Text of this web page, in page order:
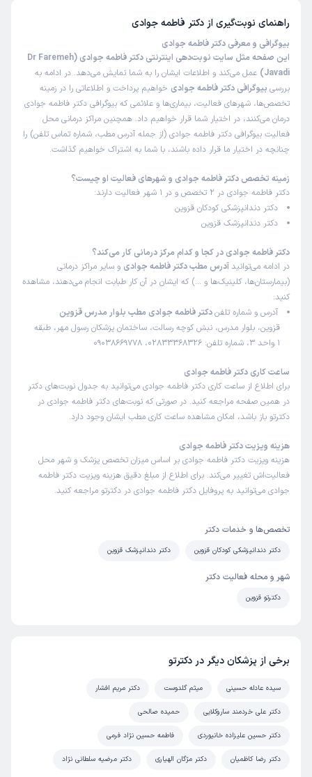
راهنمای نوبت‌گیری از دکتر فاطمه جوادی
بیوگرافی و معرفی دکتر فاطمه جوادی
این صفحه مثل سایت نوبت‌دهی اینترنتی دکتر فاطمه جوادی (Dr Faremeh
Javadi)
عمل می‌کند و اطلاعات ایشان را به شما نمایش می‌دهد. در ادامه به
بررسی بیوگرافی دکتر فاطمه جوادی خواهیم پرداخت و اطلاعاتی را در زمینه
تخصص‌ها، شهرهای فعالیت، بیماری‌ها و علائمی که بیوگرافی دکتر فاطمه جوادی
درمان می‌کنند، در اختیار شما قرار خواهیم داد. همچنین مراکز درمانی محل
فعالیت بیوگرافی دکتر فاطمه جوادی (از جمله آدرس مطب، شماره تماس تلفن) را
چنانچه در اختیار ما قرار داده باشند، با شما به اشتراک خواهیم گذاشت.
زمینه تخصص دکتر فاطمه جوادی و شهرهای فعالیت او چیست؟
دکتر فاطمه جوادی در 2 تخصص و در 1 شهر فعالیت دارند:
دکتر دندانپزشکی کودکان قزوین
دکتر دندانپزشک قزوین
دکتر فاطمه جوادی در کجا و کدام مرکز درمانی کار می‌کند؟
در ادامه می‌توانید آدرس مطب دکتر فاطمه جوادی و سایر مراکز درمانی
(بیمارستان‌ها، کلینیک‌ها و …) که ایشان در آن کار طبابت انجام می‌دهند، مشاهده
کنید:
آدرس و شماره تلفندکتر فاطمه جوادی مطب بلوار مدرس قزوین
قزوین، بلوار مدرس، نبش کوچه رسالت، ساختمان پزشکان رسول مهر، طبقه
1 واحد 3، شماره تلفن: 02833368326، 09038669778
ساعت کاری دکتر فاطمه جوادی
برای اطلاع از ساعت کاری دکتر فاطمه جوادی می‌توانید به جدول نوبت‌های دکتر
در همین صفحه مراجعه کنید. در صورتی که نوبت‌های دکتر فاطمه جوادی در
دکترتو باز باشد، امکان مشاهده ساعت کاری مطب ایشان وجود دارد.
هزینه ویزیت دکتر فاطمه جوادی
هزینه ویزیت دکتر فاطمه جوادی بر اساس میزان تخصص پزشک و شهر محل
فعالیت‌اش تغییر می‌کند. برای اطلاع از مبلغ دقیق هزینه ویزیت دکتر فاطمه
جوادی می‌توانید به پروفایل دکتر فاطمه جوادی در دکترتو مراجعه کنید.
تخصص‌ها و خدمات دکتر
دکتر دندانپزشکی کودکان قزوین دکتر دندانپزشک قزوین
شهر و محله فعالیت دکتر
دکترتو قزوین
برخی از پزشکان دیگر در دکترتو
سیده عادله حسینی میثم گلدوست دکتر مریم افشار
دکتر علی خردمند ساروکلایی حمیده صالحی
دکتر حسین علیزاده خانیوردی فاطمه حسین نژاد فرمی
دکتر رضا کاظمیان دکتر مژگان الهیاری دکتر مرضیه سلطانی نژاد